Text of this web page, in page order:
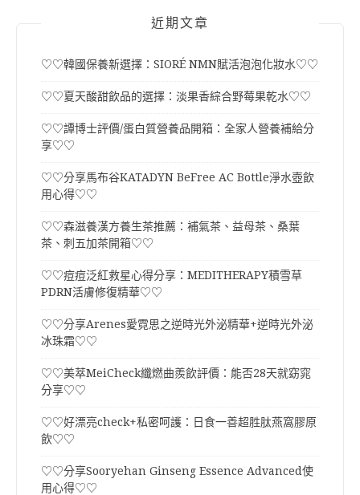
近期文章
♡♡韓國保養新選擇：SIORÉ NMN賦活泡泡化妝水♡♡
♡♡夏天酸甜飲品的選擇：淡果香綜合野莓果乾水♡♡
♡♡譚博士評價/蛋白質營養品開箱：全家人營養補給分
享♡♡
♡♡分享馬布谷KATADYN BeFree AC Bottle淨水壺飲
用心得♡♡
♡♡森滋養漢方養生茶推薦：補氣茶、益母茶、桑葉
茶、刺五加茶開箱♡♡
♡♡痘痘泛紅救星心得分享：MEDITHERAPY積雪草
PDRN活膚修復精華♡♡
♡♡分享Arenes愛霓思之逆時光外泌精華+逆時光外泌
冰珠霜♡♡
♡♡美萃MeiCheck纖燃曲羨飲評價：能否28天就窈窕
分享♡♡
♡♡好漂亮check+私密呵護：日食一善超胜肽燕窩膠原
飲♡♡
♡♡分享Sooryehan Ginseng Essence Advanced使
用心得♡♡